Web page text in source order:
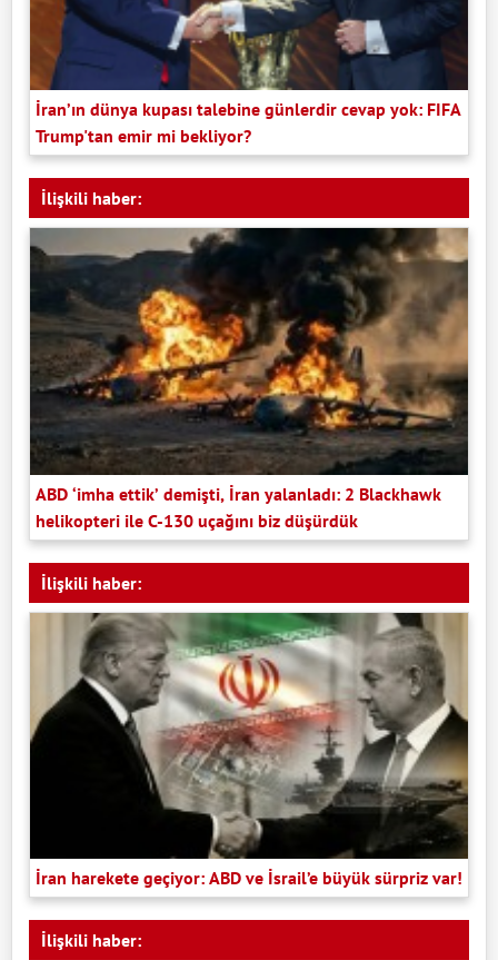
İran’ın dünya kupası talebine günlerdir cevap yok: FIFA
Trump'tan emir mi bekliyor?
İlişkili haber:
ABD ‘imha ettik’ demişti, İran yalanladı: 2 Blackhawk
helikopteri ile C-130 uçağını biz düşürdük
İlişkili haber:
İran harekete geçiyor: ABD ve İsrail’e büyük sürpriz var!
İlişkili haber: